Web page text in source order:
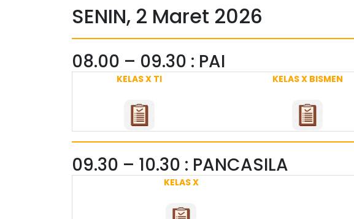
SENIN, 2 Maret 2026
08.00 – 09.30 : PAI
KELAS X TI KELAS X BISMEN
09.30 – 10.30 : PANCASILA
KELAS X